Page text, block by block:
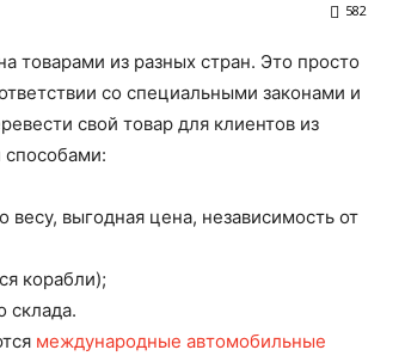
ремонт,
582
товарами из разных стран. Это просто
со специальными законами и
свой товар для клиентов из
выгодная цена, независимость от
корабли);
склада.
международные автомобильные